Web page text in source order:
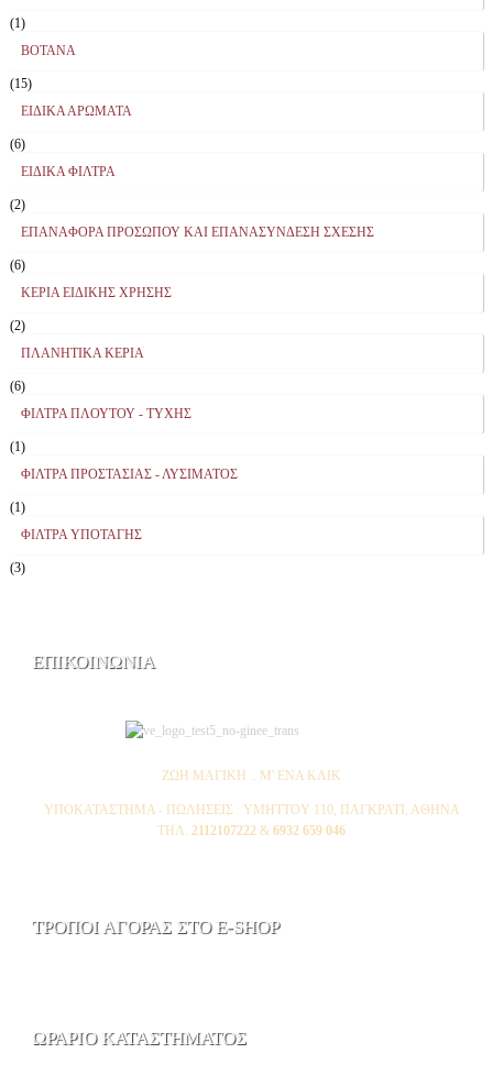
(1)
ΒΟΤΑΝΑ
(15)
ΕΙΔΙΚΑ ΑΡΩΜΑΤΑ
(6)
ΕΙΔΙΚΑ ΦΙΛΤΡΑ
(2)
ΕΠΑΝΑΦΟΡΑ ΠΡΟΣΩΠΟΥ ΚΑΙ ΕΠΑΝΑΣΥΝΔΕΣΗ ΣΧΕΣΗΣ
(6)
ΚΕΡΙΑ ΕΙΔΙΚΗΣ ΧΡΗΣΗΣ
(2)
ΠΛΑΝΗΤΙΚΑ ΚΕΡΙΑ
(6)
ΦΙΛΤΡΑ ΠΛΟΥΤΟΥ - ΤΥΧΗΣ
(1)
ΦΙΛΤΡΑ ΠΡΟΣΤΑΣΙΑΣ - ΛΥΣΙΜΑΤΟΣ
(1)
ΦΙΛΤΡΑ ΥΠΟΤΑΓΗΣ
(3)
ΕΠΙΚΟΙΝΩΝΙΑ
ΖΩΗ ΜΑΓΙΚΗ .. Μ' ΕΝΑ ΚΛΙΚ
ΥΠΟΚΑΤΑΣΤΗΜΑ - ΠΩΛΗΣΕΙΣ : YMHTTOY 110, ΠΑΓΚΡΑΤΙ, ΑΘΗΝΑ
ΤΗΛ.2112107222 &6932 659 046
ΤΡΟΠΟΙ ΑΓΟΡΑΣ ΣΤΟ E-SHOP
ΩΡΑΡΙΟ ΚΑΤΑΣΤΗΜΑΤΟΣ